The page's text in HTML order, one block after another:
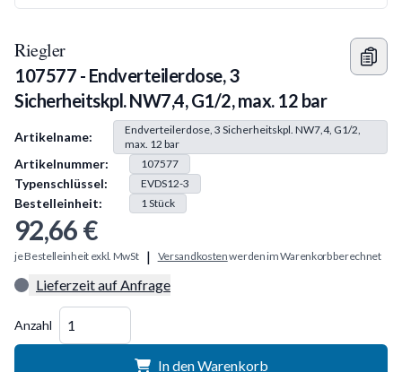
Riegler
107577 - Endverteilerdose, 3
Sicherheitskpl. NW7,4, G1/2, max. 12 bar
Produkt Information
Artikelname:
Endverteilerdose, 3 Sicherheitskpl. NW7,4, G1/2,
max. 12 bar
Artikelnummer: 107577
Typenschlüssel: EVDS12-3
Bestelleinheit: 1Stück
92,66 €
je Bestelleinheit exkl. MwSt | Versandkostenwerden im Warenkorb berechnet
Lieferzeit auf Anfrage
Anzahl
In den Warenkorb